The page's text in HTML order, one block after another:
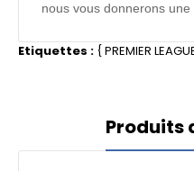
nous vous donnerons une
Etiquettes : {PREMIER
Produits